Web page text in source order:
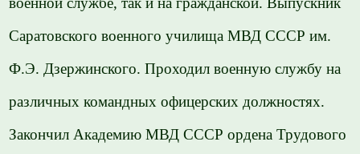
Саратовского военного училища МВД СССР им.
Ф.Э. Дзержинского. Проходил военную службу на
различных командных офицерских должностях.
Закончил Академию МВД СССР ордена Трудового